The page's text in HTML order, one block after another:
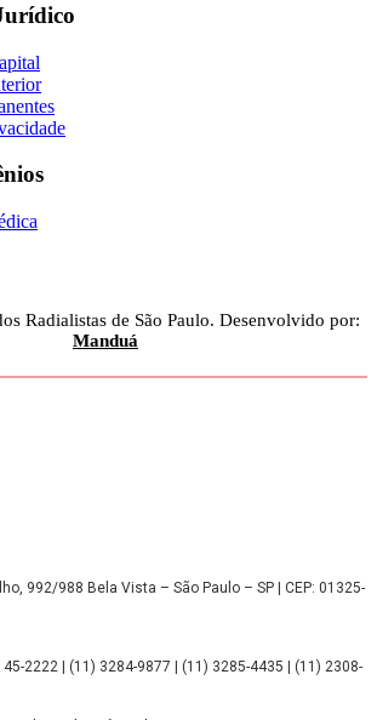
Radialistas de São Paulo. Desenvolvido por:
Manduá
992/988 Bela Vista – São Paulo – SP | CEP: 01325-
2222 | (11) 3284-9877 | (11) 3285-4435 | (11) 2308-